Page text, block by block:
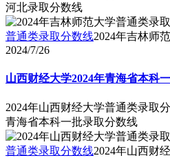
河北录取分数线
普通类录取分数线2024年吉林师
2024/7/26
山西财经大学2024年青海省本科
2024年山西财经大学普通类录取
青海省本科一批录取分数线
普通类录取分数线2024年山西财